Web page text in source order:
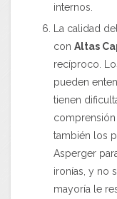
internos.
La calidad
con Altas
recíproco.
pueden
tienen
también los
Asperger
ironías, y no
mayoría le